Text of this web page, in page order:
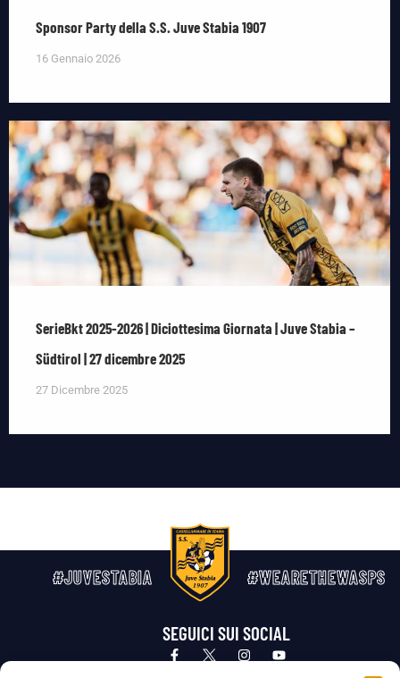
Sponsor Party della S.S. Juve Stabia 1907
16 Gennaio 2026
SerieBkt 2025-2026 | Diciottesima Giornata | Juve Stabia –
Südtirol | 27 dicembre 2025
27 Dicembre 2025
#JUVESTABIA #WEARETHEWASPS
SEGUICI SUI SOCIAL